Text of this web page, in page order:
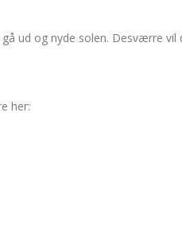
ud og nyde solen. Desværre vil
her: